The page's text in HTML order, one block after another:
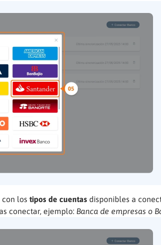
los tipos de cuentasdisponibles a
conectar, ejemplo: Banca de empresas o